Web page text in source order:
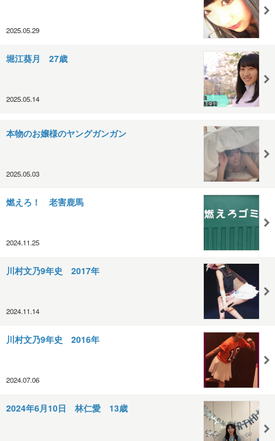
2025.05.29
堀江葵月 27歳
2025.05.14
本物のお嬢様のヤングガンガン
2025.05.03
燃えろ！ 老害鹿馬
2024.11.25
川村文乃9年史 2017年
2024.11.14
川村文乃9年史 2016年
2024.07.06
2024年6月10日 林仁愛 13歳